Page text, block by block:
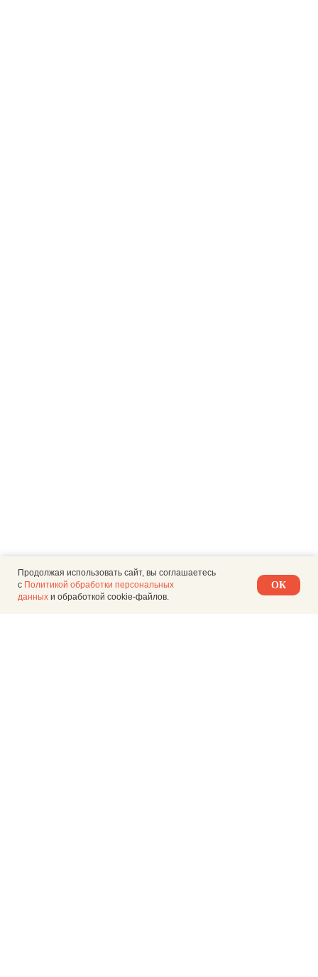
Продолжая использовать сайт, вы соглашаетесь
с Политикой обработки персональных
данных и обработкой cookie-файлов.
ОК